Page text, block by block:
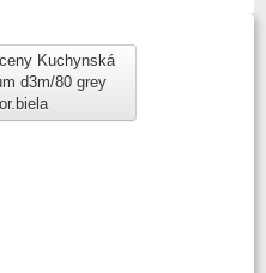
Kuchynská
d3m/80 grey